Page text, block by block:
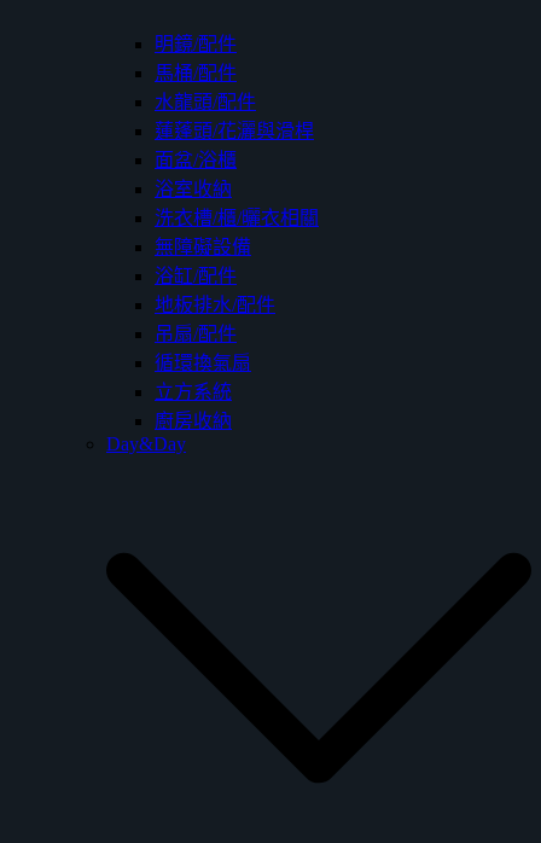
明鏡/配件
馬桶/配件
水龍頭/配件
蓮蓬頭/花灑與滑桿
面盆/浴櫃
浴室收納
洗衣槽/櫃/曬衣相關
無障礙設備
浴缸/配件
地板排水/配件
吊扇/配件
循環換氣扇
立方系統
廚房收納
Day&Day